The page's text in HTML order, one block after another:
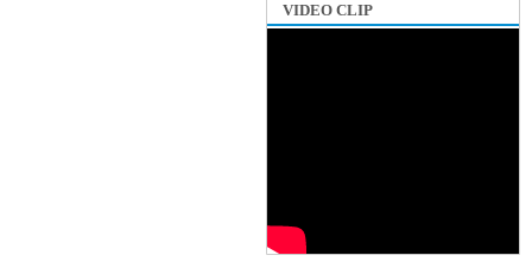
VIDEO CLIP